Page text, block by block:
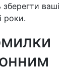
ваші
роки.